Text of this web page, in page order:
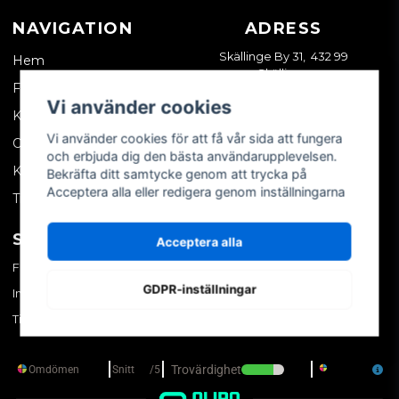
NAVIGATION
Hem
Företagskund
Kontakta oss
Om oss
Köpvillkor
Tips & trix
ADRESS
Skällinge By 31, 432 99
Skällinge
SOCIALA MEDIER
Facebook
Instagram
TikTok
MITT KONTO
Skapa konto
Vi använder cookies
Vi använder cookies för att få vår sida att fungera
och erbjuda dig den bästa användarupplevelsen.
Bekräfta ditt samtycke genom att trycka på
Acceptera alla eller redigera genom inställningarna
Acceptera alla
GDPR-inställningar